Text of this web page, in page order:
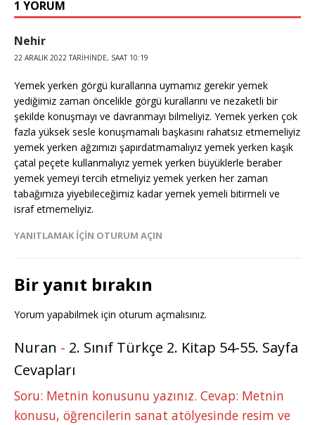
1 YORUM
Nehir
22 ARALIK 2022 TARIHINDE, SAAT 10:19
Yemek yerken görgü kurallarına uymamız gerekir yemek
yediğimiz zaman öncelikle görgü kurallarını ve nezaketli bir
şekilde konuşmayı ve davranmayı bilmeliyiz. Yemek yerken çok
fazla yüksek sesle konuşmamalı başkasını rahatsız etmemeliyiz
yemek yerken ağzımızı şapırdatmamalıyız yemek yerken kaşık
çatal peçete kullanmalıyız yemek yerken büyüklerle beraber
yemek yemeyi tercih etmeliyiz yemek yerken her zaman
tabağımıza yiyebileceğimiz kadar yemek yemeli bitirmeli ve
israf etmemeliyiz.
YANITLAMAK IÇIN OTURUM AÇIN
Bir yanıt bırakın
Yorum yapabilmek için oturum açmalısınız.
Nuran - 2. Sınıf Türkçe 2. Kitap 54-55. Sayfa
Cevapları
Soru: Metnin konusunu yazınız. Cevap: Metnin
konusu, öğrencilerin sanat atölyesinde resim ve